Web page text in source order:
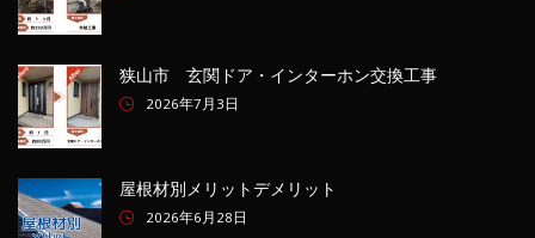
狭山市 玄関ドア・インターホン交換工事
2026年7月3日
屋根材別メリットデメリット
2026年6月28日